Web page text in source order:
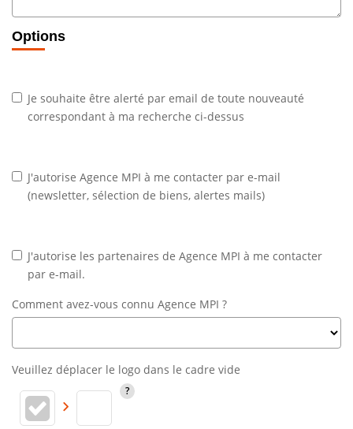
Options
Je souhaite être alerté par email de toute nouveauté
correspondant à ma recherche ci-dessus
J'autorise Agence MPI à me contacter par e-mail
(newsletter, sélection de biens, alertes mails)
J'autorise les partenaires de Agence MPI à me contacter
par e-mail.
Comment avez-vous connu Agence MPI ?
Veuillez déplacer le logo dans le cadre vide